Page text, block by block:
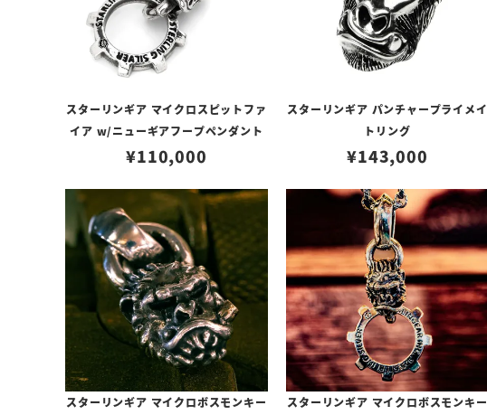
スターリンギア マイクロスピットファ
イア w/ニューギアフープペンダント
¥110,000
スターリンギア パンチャープライメイ
トリング
¥143,000
スターリンギア マイクロボスモンキー
スターリンギア マイクロボスモンキー